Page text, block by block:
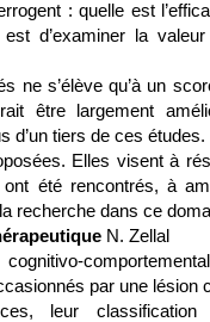
: quelle est
d’examiner la valeur
ne s’élève qu’à un
être largement
d’un tiers de ces études.
Elles visent à
été rencontrés, à
recherche dans ce
N. Zellal
par une lésion
leur